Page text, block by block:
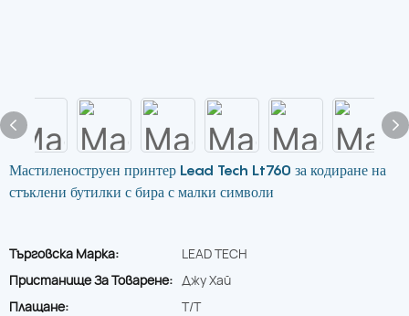
Мастиленоструен принтер Lead Tech Lt760 за кодиране на
стъклени бутилки с бира с малки символи
Търговска Марка:
LEAD TECH
Пристанище За Товарене: Джу Хай
Плащане:
T/T